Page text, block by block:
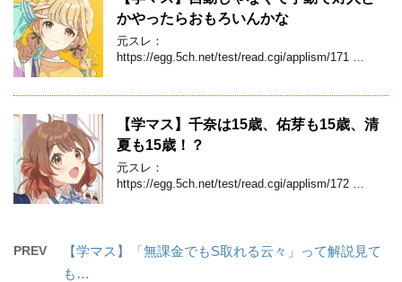
かやったらおもろいんかな
元スレ：
https://egg.5ch.net/test/read.cgi/applism/171 …
【学マス】千奈は15歳、佑芽も15歳、清
夏も15歳！？
元スレ：
https://egg.5ch.net/test/read.cgi/applism/172 …
PREV
【学マス】「無課金でもS取れる云々」って解説見て
も…